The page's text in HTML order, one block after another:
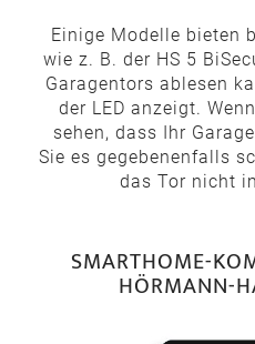
Einige Modelle bieten
wie z. B. der HS 5
Garagentors ablesen
der LED anzeigt.
sehen, dass Ihr
Sie es gegebenenfalls
das Tor nicht
SMARTHOME-
HÖRMANN-